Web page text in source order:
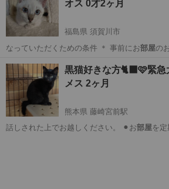
オス 0才2ヶ月
福島県 須賀川市
なっていただくための条件 ＊ 事前にお部屋の
福島 須賀川市 猫 ワクチン
黒猫好きな方🐈‍⬛🩷緊急
メス 2ヶ月
熊本県 藤崎宮前駅
話しされた上でお越しください。 ⚫︎お部屋を定